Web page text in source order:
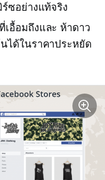
ซอย่างแท้จริง
อื้อมถึงและ ห้าดาว
ได้ในราคาประหยัด